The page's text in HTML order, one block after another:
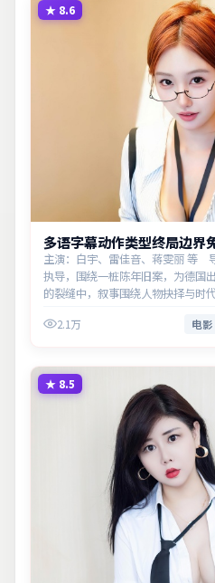
★ 8.6
多语字幕动作类型终局边界
主演：白宇、雷佳音、蒋雯丽 等
执导，围绕一桩陈年旧案，为德国
的裂缝中，叙事围绕人物抉择与时
2.1万 电影
★ 8.5